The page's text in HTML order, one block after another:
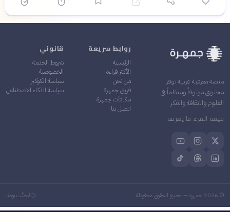
منصة معرفية عربية توفر
محتوى موثوقاً ومنظماً في
العلوم والثقافة والفكر
قيمة المرء ما يعرفه
روابط سريعة
الرئيسية
الأكثر قراءة
من نحن
فريق جمهرة
مكافآت جمهرة
اتصل بنا
قانوني
شروط الخدمة
الخصوصية
سياسة الكوكيز
سياسة الذكاء الاصطناعي
©
2026 جمهرة — جميع الحقوق محفوظة مُحدَّث يوميًا